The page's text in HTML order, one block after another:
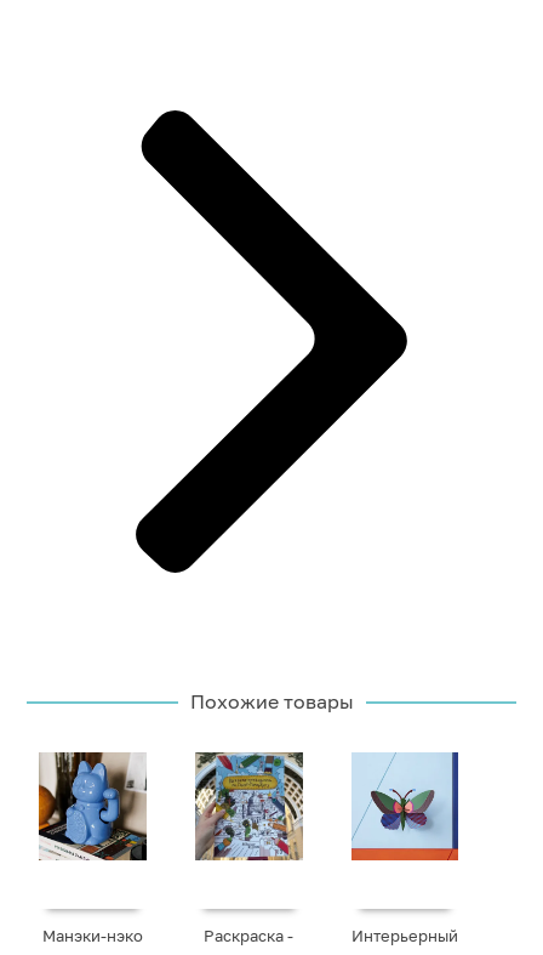
Похожие товары
Манэки-нэко
Раскраска -
Интерьерный